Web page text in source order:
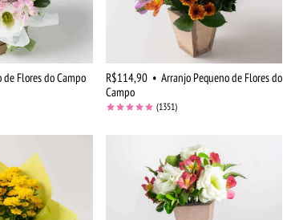
de Flores do Campo
R$114,90 • Arranjo Pequeno de Flores do
Campo
(1351)